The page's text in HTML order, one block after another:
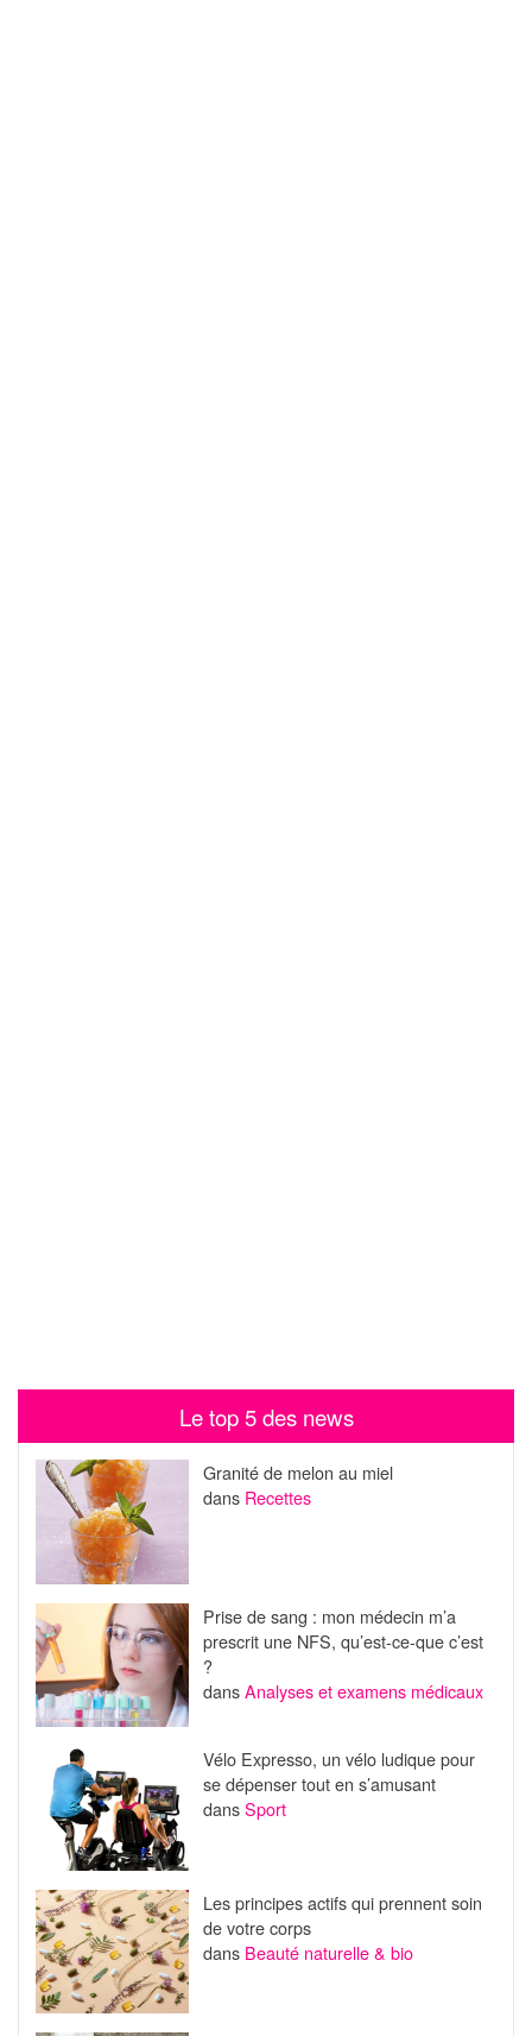
Le top 5 des news
Granité de melon au miel
dans Recettes
Prise de sang : mon médecin m’a
prescrit une NFS, qu’est-ce-que c’est
?
dansAnalyses et examens médicaux
Vélo Expresso, un vélo ludique pour
se dépenser tout en s’amusant
dansSport
Les principes actifs qui prennent soin
de votre corps
dans Beauté naturelle & bio